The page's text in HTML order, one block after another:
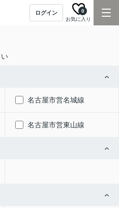
ログイン
お気に入り
0
名古屋市営名城線
名古屋市営東山線